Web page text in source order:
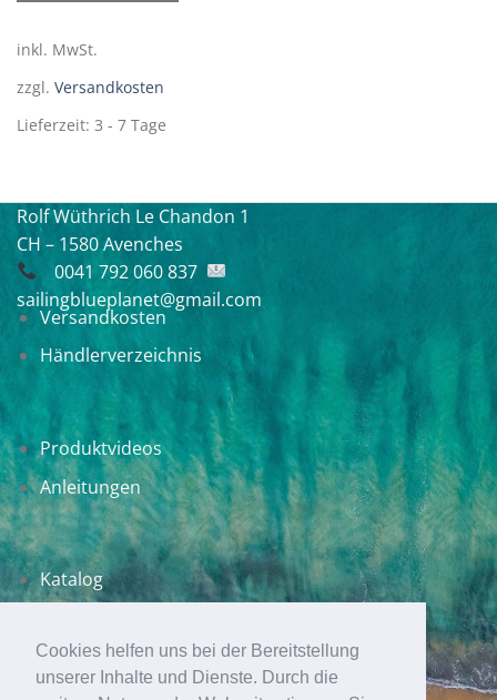
Cookies helfen uns bei der Bereitstellung
unserer Inhalte und Dienste. Durch die
inkl. MwSt.
zzgl. Versandkosten
Lieferzeit: 3 - 7 Tage
Rolf Wüthrich Le Chandon 1
CH – 1580 Avenches
0041 792 060 837
sailingblueplanet@gmail.com
Versandkosten
Händlerverzeichnis
Produktvideos
Anleitungen
Katalog